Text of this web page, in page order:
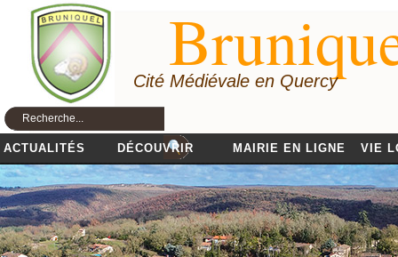
Cité Médiévale en Quercy
ACTUALITÉS DÉCOUVRIR MAIRIE EN LIGNE VIE